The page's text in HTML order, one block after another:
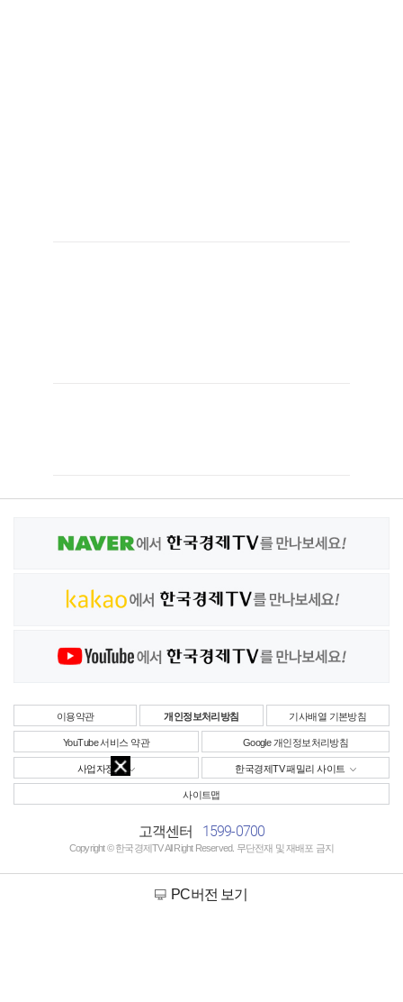
이용약관 개인정보처리방침 기사배열 기본방침
YouTube 서비스 약관 Google 개인정보처리방침
사업자정보 한국경제TV 패밀리 사이트
사이트맵
고객센터 1599-0700
Copyright © 한국경제TV All Right Reserved. 무단전재 및 재배포 금지
PC버전 보기